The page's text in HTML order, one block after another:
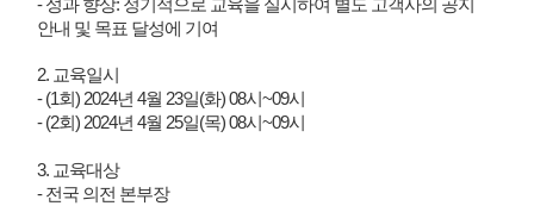
- 성과 향상: 정기적으로 교육을 실시하여 별도 고객사의 공지
안내 및 목표 달성에 기여
2. 교육일시
- (1회) 2024년 4월 23일(화) 08시~09시
- (2회) 2024년 4월 25일(목) 08시~09시
3. 교육대상
- 전국 의전 본부장